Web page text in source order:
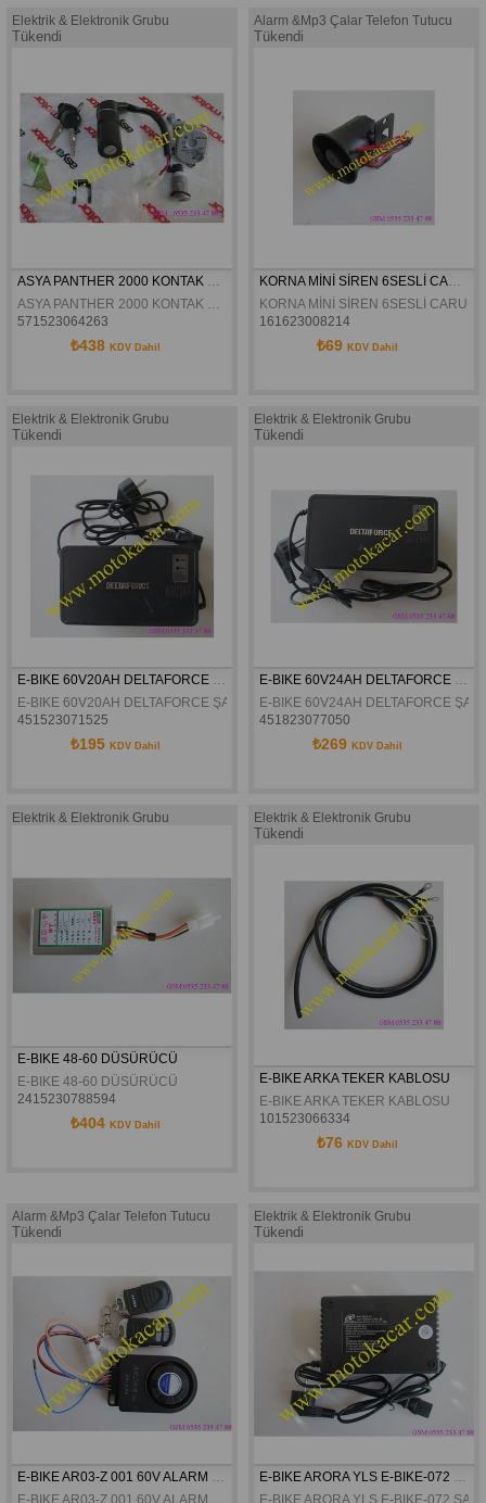
Elektrik & Elektronik Grubu
Tükendi
ASYA PANTHER 2000 KONTAK SETI ORJINAL
ASYA PANTHER 2000 KONTAK SETI ORJINAL
571523064263
₺438 KDV Dahil
Alarm &Mp3 Çalar Telefon Tutucu
Tükendi
KORNA MİNİ SİREN 6SESLİ CARUB
KORNA MİNİ SİREN 6SESLİ CARUB
161623008214
₺69 KDV Dahil
Elektrik & Elektronik Grubu
Tükendi
E-BIKE 60V20AH DELTAFORCE ŞARZ CİHAZI
E-BIKE 60V20AH DELTAFORCE ŞARZ CİHAZI
451523071525
₺195 KDV Dahil
Elektrik & Elektronik Grubu
Tükendi
E-BIKE 60V24AH DELTAFORCE ŞARZ CİHAZI
E-BIKE 60V24AH DELTAFORCE
451823077050
₺269 KDV Dahil
Elektrik & Elektronik Grubu
E-BIKE 48-60 DÜSÜRÜCÜ
E-BIKE 48-60 DÜSÜRÜCÜ
2415230788594
₺404 KDV Dahil
Elektrik & Elektronik Grubu
Tükendi
E-BIKE ARKA TEKER KABLOSU
E-BIKE ARKA TEKER KABLOSU
101523066334
₺76 KDV Dahil
Alarm &Mp3 Çalar Telefon Tutucu
Tükendi
E-BIKE AR03-Z 001 60V ALARM ORJINAL
Elektrik & Elektronik Grubu
Tükendi
E-BIKE ARORA YLS E-BIKE-072 ŞARJ MAKİNASI 72V 20AH ORJİNAL